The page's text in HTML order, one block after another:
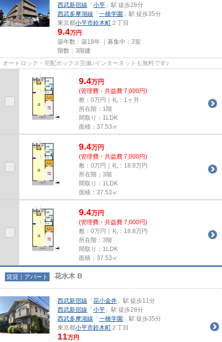
西武新宿線 「 小平 」駅 徒歩28分
西武多摩湖線 「 一橋学園 」駅 徒歩35分
東京都小平市鈴木町 ２丁目
9.4万円
築年数：築18年 ｜募集中： 3室
階数：3階建
オートロック・宅配ボックス完備♪インターネットも無料です♪
9.4万円
(管理費・共益費 7,000円)
敷：0万円｜礼：1ヶ月
所在階：1階
間取り：1LDK
面積：37.53㎡
9.4万円
(管理費・共益費 7,000円)
敷：0万円｜礼：18.8万円
所在階：3階
間取り：1LDK
面積：37.53㎡
9.4万円
(管理費・共益費 7,000円)
敷：0万円｜礼：18.8万円
所在階：3階
間取り：1LDK
面積：37.53㎡
賃貸｜アパート 花水木 B
西武新宿線 「 花小金井 」駅 徒歩11分
西武新宿線 「 小平 」駅 徒歩28分
西武多摩湖線 「 一橋学園 」駅 徒歩35分
東京都小平市鈴木町 ２丁目
11万円